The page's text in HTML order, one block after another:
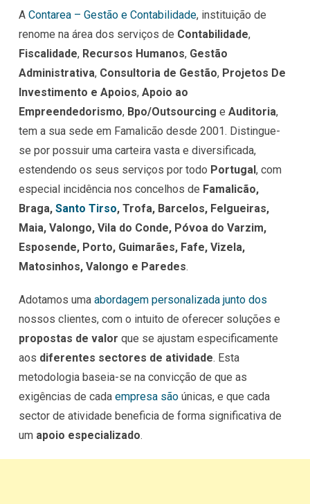
A Contarea – Gestão e Contabilidade, instituição de
renome na área dos serviços de Contabilidade,
Fiscalidade, Recursos Humanos, Gestão
Administrativa, Consultoria de Gestão, Projetos De
Investimento e Apoios, Apoio ao
Empreendedorismo, Bpo/Outsourcing e Auditoria,
tem a sua sede em Famalicão desde 2001. Distingue-
se por possuir uma carteira vasta e diversificada,
estendendo os seus serviços por todo Portugal, com
especial incidência nos concelhos de Famalicão,
Braga, Santo Tirso, Trofa, Barcelos, Felgueiras,
Maia, Valongo, Vila do Conde, Póvoa do Varzim,
Esposende, Porto, Guimarães, Fafe, Vizela,
Matosinhos, Valongo e Paredes.
Adotamos uma abordagem personalizada junto dos
nossos clientes, com o intuito de oferecer soluções e
propostas de valor que se ajustam especificamente
aos diferentes sectores de atividade. Esta
metodologia baseia-se na convicção de que as
exigências de cada empresa são únicas, e que cada
sector de atividade beneficia de forma significativa de
um apoio especializado.